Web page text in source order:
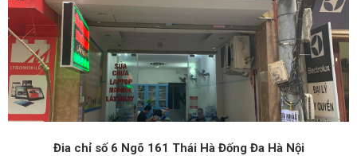
Đia chỉ số 6 Ngõ 161 Thái Hà Đống Đa Hà Nội